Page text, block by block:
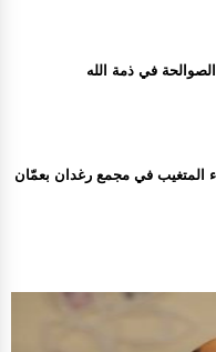
في ذمة الله
المتغيب في مجمع رغدان بعمّان